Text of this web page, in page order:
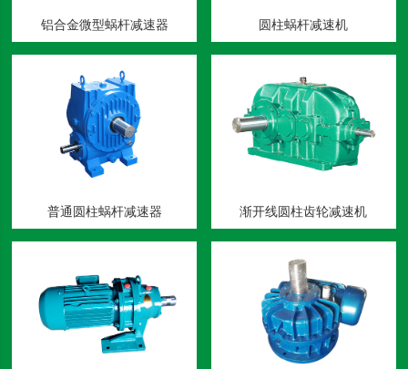
铝合金微型蜗杆减速器 圆柱蜗杆减速机
普通圆柱蜗杆减速器 渐开线圆柱齿轮减速机